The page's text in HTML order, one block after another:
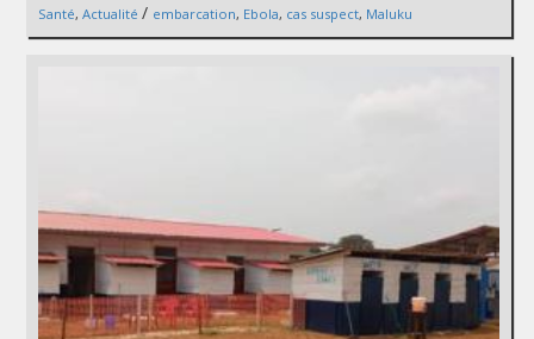
Santé, Actualité / embarcation, Ebola, cas suspect, Maluku